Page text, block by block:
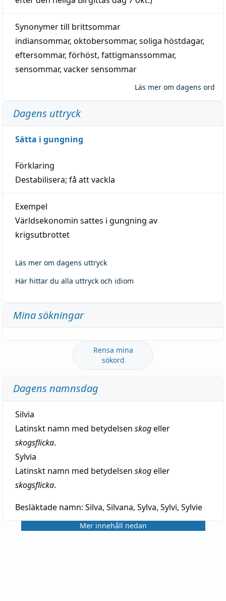
Synonymer till brittsommar
indiansommar, oktobersommar, soliga höstdagar,
eftersommar, förhöst, fattigmanssommar,
sensommar, vacker sensommar
Läs mer om dagens ord
Dagens uttryck
Sätta i gungning
Förklaring
Destabilisera; få att vackla
Exempel
Världsekonomin sattes i gungning av
krigsutbrottet
Läs mer om dagens uttryck
Här hittar du alla uttryck och idiom
Mina sökningar
Rensa mina
sökord
Dagens namnsdag
Silvia
Latinskt namn med betydelsen skogeller
skogsflicka.
Sylvia
Latinskt namn med betydelsen skogeller
skogsflicka.
Besläktade namn: Silva, Silvana, Sylva, Sylvi, Sylvie
Mer innehåll nedan